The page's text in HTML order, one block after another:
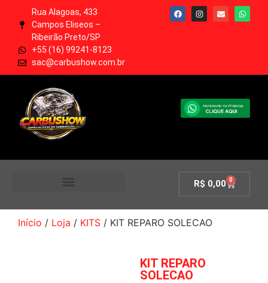
Rua Alagoas, 433
Campos Eliseos –
Ribeirão Preto/SP
+55 (16) 99241-8123
sac@carbushow.com.br
R$ 0,00 0
Início / Loja / KITS / KIT REPARO SOLECAO
KIT REPARO
SOLECAO